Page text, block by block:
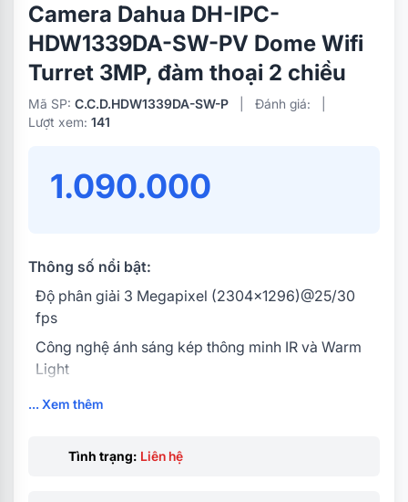
Camera Dahua DH-IPC-
HDW1339DA-SW-PV Dome Wifi
Turret 3MP, đàm thoại 2 chiều
Mã SP: C.C.D.HDW1339DA-SW-P Đánh giá:
Lượt xem: 141
1.090.000
Thông số nổi bật:
Độ phân giải 3 Megapixel (2304×1296)@25/30
fps
Công nghệ ánh sáng kép thông minh IR và Warm
Light
Tính năng Phát hiện con người Phát hiện phương
Tích hợp mic và loa, hỗ trợ đàm thoại 2 chiều, cảnh
... Xem thêm
Tình trạng: Liên hệ